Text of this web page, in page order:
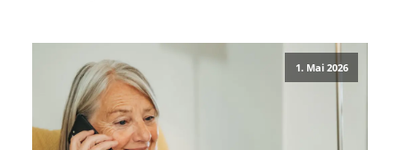
solltest. Wie beantrage […]
1. Mai 2026